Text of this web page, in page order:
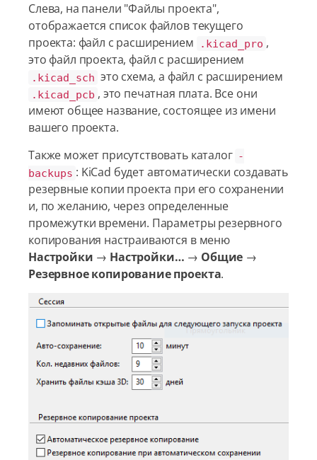
Слева, на панели "Файлы проекта",
отображается список файлов текущего
проекта: файл с расширением
.kicad_pro ,
это файл проекта, файл с расширением
.kicad_sch это схема, а файл с расширением
.kicad_pcb , это печатная плата. Все они
имеют общее название, состоящее из имени
вашего проекта.
Также может присутствовать каталог -
backups : KiCad будет автоматически создавать
резервные копии проекта при его сохранении
и, по желанию, через определенные
промежутки времени. Параметры резервного
копирования настраиваются в меню
Настройки → Настройки…​ → Общие →
Резервное копирование проекта.